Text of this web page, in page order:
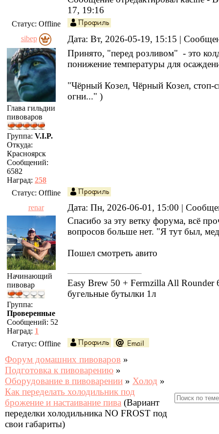
17, 19:16
Статус: Offline
sibep
Дата: Вт, 2026-05-19, 15:15 |
Глава гильдии
пивоваров
Группа: V.I.P.
Откуда:
Красноярск
Сообщений:
6582
Наград: 258
Принято, "перед розливом" - это
понижение температуры для
"Чёрный Козел, Чёрный Козел, стоп-
огни..." )
Статус: Offline
renar
Дата: Пн, 2026-06-01, 15:00 |
Начинающий
пивовар
Группа:
Проверенные
Сообщений: 52
Наград: 1
Спасибо за эту ветку форума, всё
вопросов больше нет. "Я тут был,
Пошел смотреть авито
Easy Brew 50 + Fermzilla All Rounder
бугельные бутылки 1л
Статус: Offline
Форум домашних пивоваров »
Подготовка к пивоварению »
Оборудование в пивоварении » Холод »
Как переделать холодильник под
брожение и настаивание пива (Вариант
переделки холодильника NO FROST под
свои габариты)